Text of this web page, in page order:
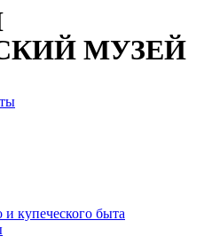
МУЗЕЙ
и купеческого быта